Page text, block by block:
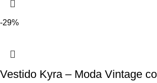
-29%
Vestido Kyra – Moda Vintage